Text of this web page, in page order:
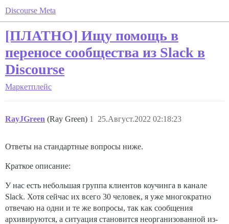
Discourse Meta
[ПЛАТНО] Ищу помощь в
переносе сообщества из Slack в
Discourse
Маркетплейс
RayJGreen (Ray Green) 25.Август.2022 02:18:23
1
Ответы на стандартные вопросы ниже.
Краткое описание:
У нас есть небольшая группа клиентов коучинга в канале
Slack. Хотя сейчас их всего 30 человек, я уже многократно
отвечаю на одни и те же вопросы, так как сообщения
архивируются, а ситуация становится неорганизованной из-